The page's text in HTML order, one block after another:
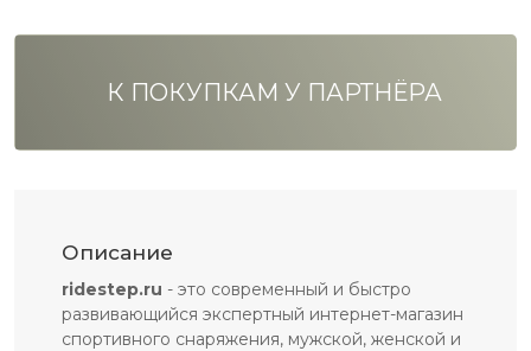
К ПОКУПКАМ У ПАРТНЁРА
Описание
ridestep.ru - это современный и быстро
развивающийся экспертный интернет-магазин
спортивного снаряжения, мужской, женской и